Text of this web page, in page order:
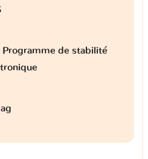
Programme de stabilité